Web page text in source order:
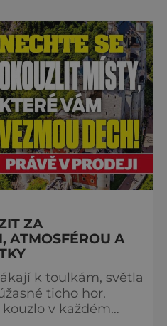
Gaius Julius
ZA
ATMOSFÉROU A
k toulkám, světla
ticho hor.
v každém